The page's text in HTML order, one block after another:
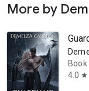
More by
Book
4.0 star